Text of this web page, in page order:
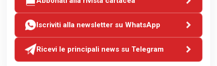
Iscriviti alla newsletter su WhatsApp
Ricevi le principali news su Telegram